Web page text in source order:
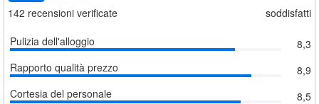
142 recensioni verificate
soddisfatti
Pulizia dell'alloggio
8,3
Rapporto qualità prezzo
8,9
Cortesia del personale
8,5